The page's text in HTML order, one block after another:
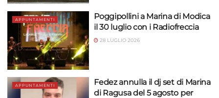
APPUNTAMENTI
Poggipollini a Marina di Modica
il 30 luglio con i Radiofreccia
28 LUGLIO 2026
APPUNTAMENTI
Fedez annulla il dj set di Marina
di Ragusa del 5 agosto per